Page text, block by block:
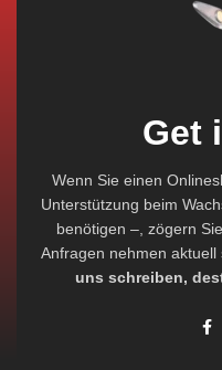
Get
Wenn Sie einen
Unterstützung beim
benötigen –, zögern
Anfragen nehmen aktuell
uns schreiben,